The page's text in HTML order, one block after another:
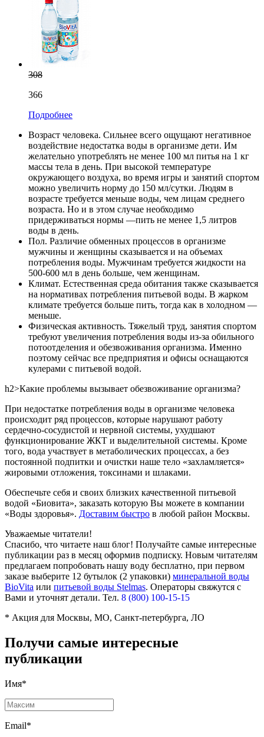
308
366
Подробнее
Возраст человека. Сильнее всего ощущают негативное
воздействие недостатка воды в организме дети. Им
желательно употреблять не менее 100 мл питья на 1 кг
массы тела в день. При высокой температуре
окружающего воздуха, во время игры и занятий спортом
можно увеличить норму до 150 мл/сутки. Людям в
возрасте требуется меньше воды, чем лицам среднего
возраста. Но и в этом случае необходимо
придерживаться нормы —пить не менее 1,5 литров
воды в день.
Пол. Различие обменных процессов в организме
мужчины и женщины сказывается и на объемах
потребления воды. Мужчинам требуется жидкости на
500-600 мл в день больше, чем женщинам.
Климат. Естественная среда обитания также сказывается
на нормативах потребления питьевой воды. В жарком
климате требуется больше пить, тогда как в холодном —
меньше.
Физическая активность. Тяжелый труд, занятия спортом
требуют увеличения потребления воды из-за обильного
потоотделения и обезвоживания организма. Именно
поэтому сейчас все предприятия и офисы оснащаются
кулерами с питьевой водой.
h2>Какие проблемы вызывает обезвоживание организма?
При недостатке потребления воды в организме человека
происходит ряд процессов, которые нарушают работу
сердечно-сосудистой и нервной системы, ухудшают
функционирование ЖКТ и выделительной системы. Кроме
того, вода участвует в метаболических процессах, а без
постоянной подпитки и очистки наше тело «захламляется»
жировыми отложения, токсинами и шлаками.
Обеспечьте себя и своих близких качественной питьевой
водой «Биовита», заказать которую Вы можете в компании
«Воды здоровья». Доставим быстро в любой район Москвы.
Уважаемые читатели!
Спасибо, что читаете наш блог! Получайте самые интересные
публикации раз в месяц оформив подписку. Новым читателям
предлагаем попробовать нашу воду бесплатно, при первом
заказе выберите 12 бутылок (2 упаковки) минеральной воды
BioVita или питьевой воды Stelmas. Операторы свяжутся с
Вами и уточнят детали. Тел. 8 (800) 100-15-15
* Акция для Москвы, МО, Санкт-петербурга, ЛО
Получи самые интересные
публикации
Имя*
Email*